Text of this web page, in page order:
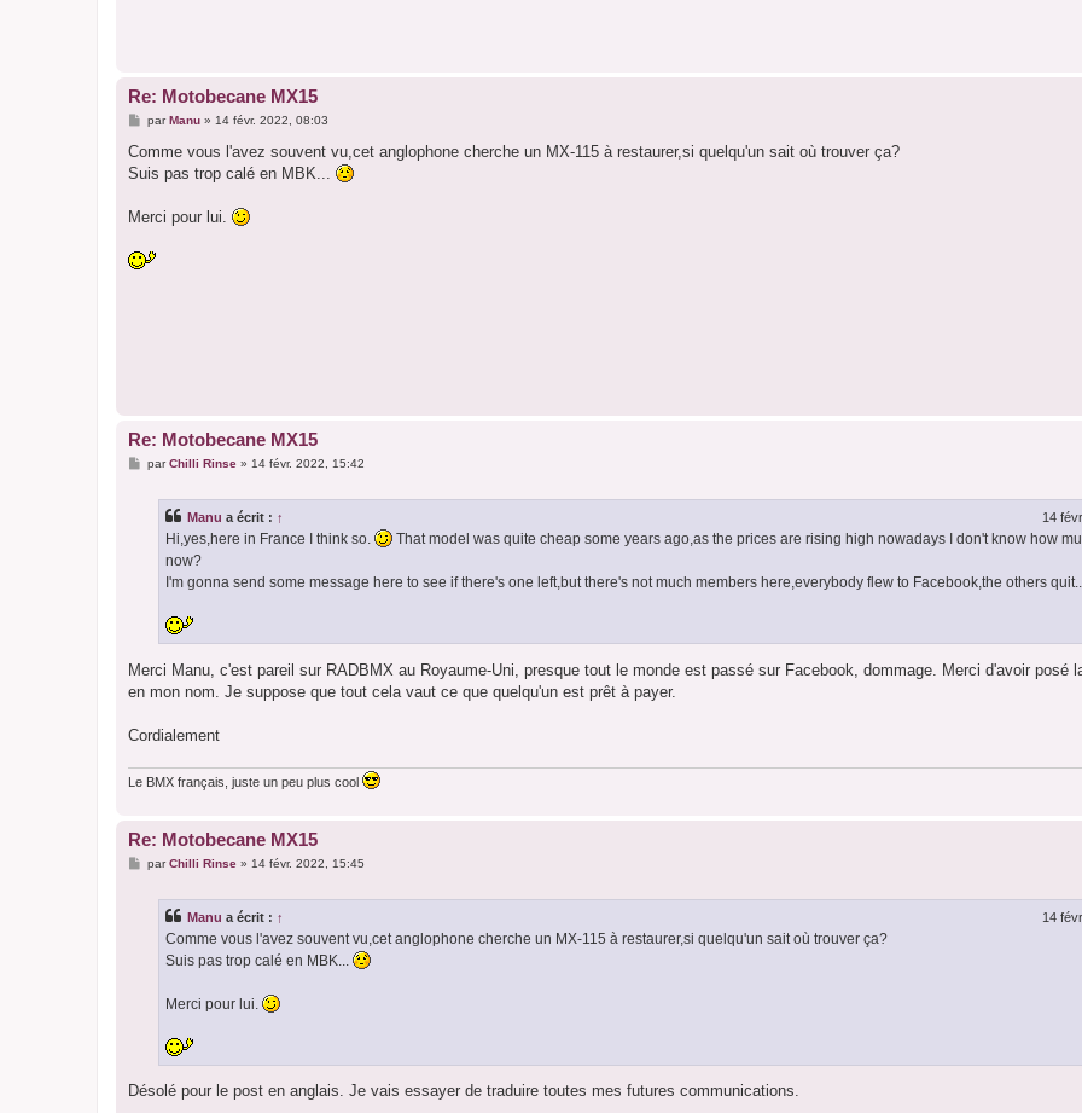
Re: Motobecane MX15
M
s
a
parManu» 14 févr. 2022, 08:03
Comme vous l'avez souvent vu,cet anglophone cherche un MX-115 à restaurer,si quelqu'un sait où trouver ça?
Suis pas trop calé en MBK...
Merci pour lui.
Re: Motobecane MX15
MparChilli Rinse» 14 févr. 2022, 15:42
Manu a écrit : ↑ 14
Hi,yes,here in France I think so.
That model was quite cheap some years ago,as the prices are rising high nowadays I don't know how
now?
I'm gonna send some message here to see if there's one left,but there's not much members here,everybody flew to Facebook,the others
Merci Manu, c'est pareil sur RADBMX au Royaume-Uni, presque tout le monde est passé sur Facebook, dommage. Merci d'avoir posé
en mon nom. Je suppose que tout cela vaut ce que quelqu'un est prêt à payer.
Cordialement
Le BMX français, juste un peu plus cool
Re: Motobecane MX15
MparChilli Rinse» 14 févr. 2022, 15:45
Manu a écrit : ↑ 14
Comme vous l'avez souvent vu,cet anglophone cherche un MX-115 à restaurer,si quelqu'un sait où trouver ça?
Suis pas trop calé en MBK...
Merci pour lui.
Désolé pour le post en anglais. Je vais essayer de traduire toutes mes futures communications.